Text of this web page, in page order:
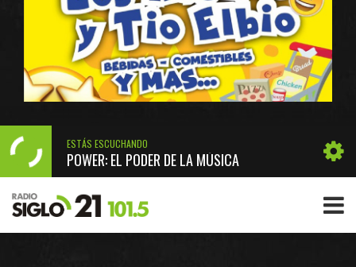
ESTÁS ESCUCHANDO
POWER: EL PODER DE LA MÚSICA